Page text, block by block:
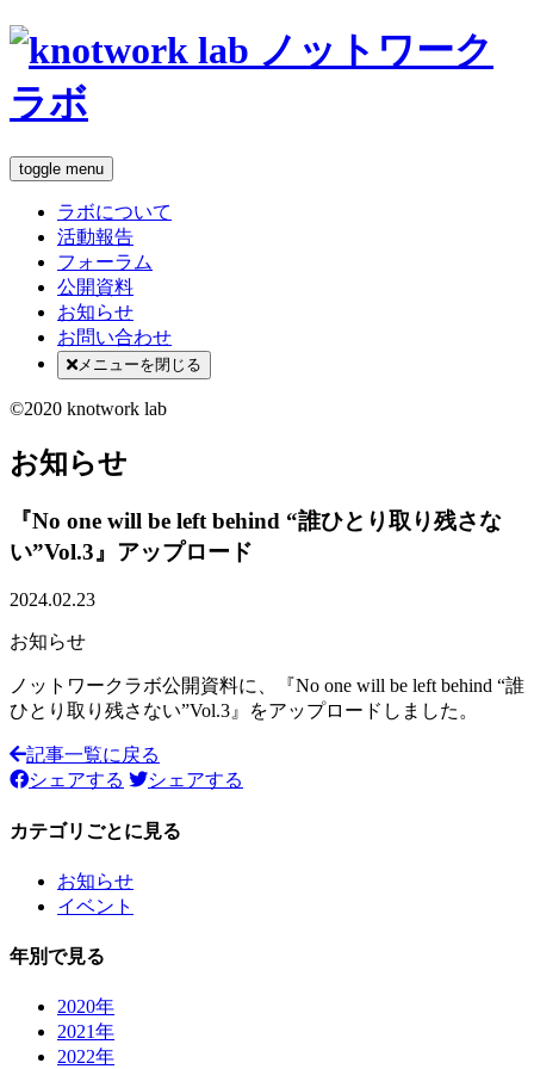
toggle menu
ラボについて
活動報告
フォーラム
公開資料
お知らせ
お問い合わせ
メニューを閉じる
©2020 knotwork lab
お知らせ
『No one will be left behind “誰ひとり取り残さな
い”Vol.3』アップロード
2024.02.23
お知らせ
ノットワークラボ公開資料に、『No one will be left behind “誰
ひとり取り残さない”Vol.3』をアップロードしました。
記事一覧に戻る
シェアする
シェアする
カテゴリごとに見る
お知らせ
イベント
年別で見る
2020年
2021年
2022年